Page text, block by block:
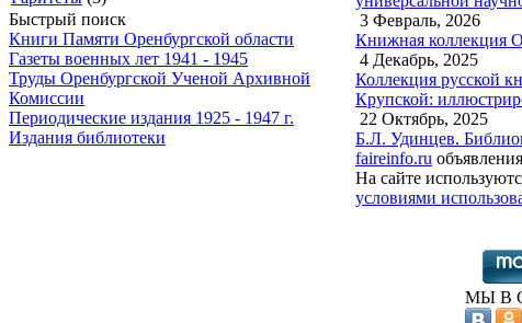
Быстрый поиск
Книги Памяти Оренбургской области
Газеты военных лет 1941 - 1945
Труды Оренбургской Ученой Архивной
Комиссии
Периодические издания 1925 - 1947 г.
Издания библиотеки
3 Февраль, 2026
Книжная коллекция
4 Декабрь, 2025
Коллекция русской
Крупской:
22 Октябрь, 2025
Б.Л. Удинцев.
faireinfo.ru
На сайте
условиями
МЫ В